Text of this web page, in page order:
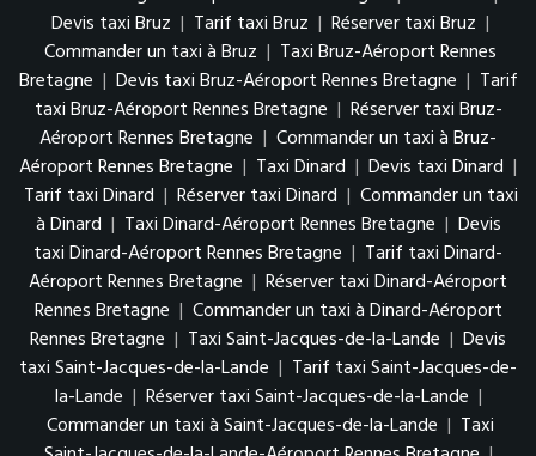
Devis taxi Bruz | Tarif taxi Bruz | Réserver taxi Bruz |
Commander un taxi à Bruz | Taxi Bruz-Aéroport Rennes
Bretagne | Devis taxi Bruz-Aéroport Rennes Bretagne | Tarif
taxi Bruz-Aéroport Rennes Bretagne | Réserver taxi Bruz-
Aéroport Rennes Bretagne | Commander un taxi à Bruz-
Aéroport Rennes Bretagne | Taxi Dinard | Devis taxi Dinard |
Tarif taxi Dinard | Réserver taxi Dinard | Commander un taxi
à Dinard | Taxi Dinard-Aéroport Rennes Bretagne | Devis
taxi Dinard-Aéroport Rennes Bretagne | Tarif taxi Dinard-
Aéroport Rennes Bretagne | Réserver taxi Dinard-Aéroport
Rennes Bretagne | Commander un taxi à Dinard-Aéroport
Rennes Bretagne | Taxi Saint-Jacques-de-la-Lande | Devis
taxi Saint-Jacques-de-la-Lande | Tarif taxi Saint-Jacques-de-
la-Lande | Réserver taxi Saint-Jacques-de-la-Lande |
Commander un taxi à Saint-Jacques-de-la-Lande | Taxi